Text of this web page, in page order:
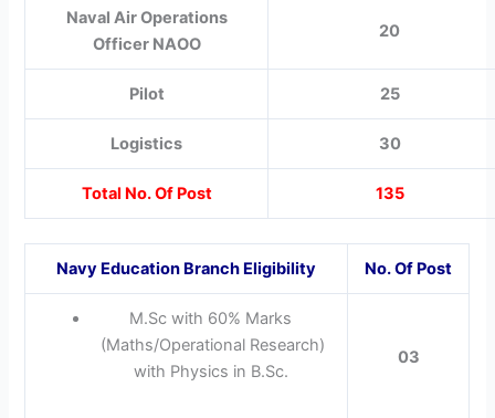
Naval Air Operations
Officer NAOO
20
Pilot 25
Logistics 30
Total No. Of Post 135
Navy Education Branch Eligibility No. Of Post
M.Sc with 60% Marks
(Maths/Operational Research)
with Physics in B.Sc.
03